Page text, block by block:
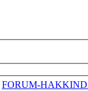
FORUM-